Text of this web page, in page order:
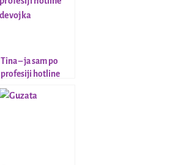
Tina – ja sam po
profesiji hotline
devojka